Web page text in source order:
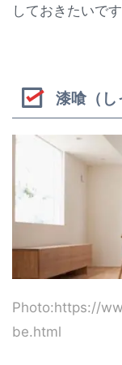
しておきたいです
漆喰（し
Photo:https://
be.html